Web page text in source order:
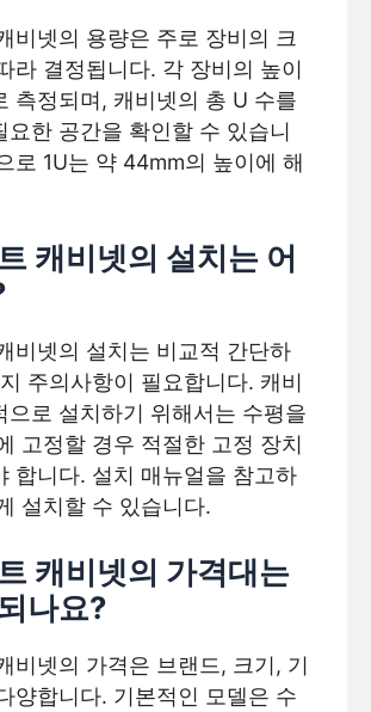
비넷의 용량은 주로 장비의 크
라 결정됩니다. 각 장비의 높이
측정되며, 캐비넷의 총 U 수를
요한 공간을 확인할 수 있습니
로 1U는 약 44mm의 높이에 해
캐비넷의 설치는 어
비넷의 설치는 비교적 간단하
주의사항이 필요합니다. 캐비
으로 설치하기 위해서는 수평을
고정할 경우 적절한 고정 장치
합니다. 설치 매뉴얼을 참고하
설치할 수 있습니다.
캐비넷의 가격대는
나요?
비넷의 가격은 브랜드, 크기, 기
양합니다. 기본적인 모델은 수